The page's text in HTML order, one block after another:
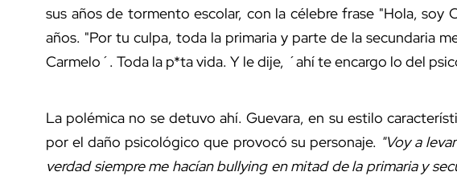
sus años de tormento escolar, con la célebre frase "Hola, soy
años. "Por tu culpa, toda la primaria y parte de la secundaria
Carmelo´. Toda la p*ta vida. Y le dije, ´ahí te encargo lo del
La polémica no se detuvo ahí. Guevara, en su estilo
por el daño psicológico que provocó su personaje. "Voy a
verdad siempre me hacían bullying en mitad de la primaria y